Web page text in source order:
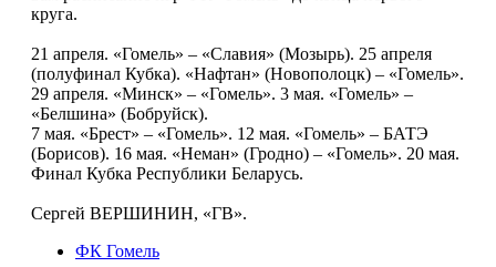
круга.
21 апреля. «Гомель» – «Славия» (Мозырь). 25 апреля
(полуфинал Кубка). «Нафтан» (Новополоцк) – «Гомель».
29 апреля. «Минск» – «Гомель». 3 мая. «Гомель» –
«Белшина» (Бобруйск).
7 мая. «Брест» – «Гомель». 12 мая. «Гомель» – БАТЭ
(Борисов). 16 мая. «Неман» (Гродно) – «Гомель». 20 мая.
Финал Кубка Республики Беларусь.
Сергей ВЕРШИНИН, «ГВ».
ФК Гомель